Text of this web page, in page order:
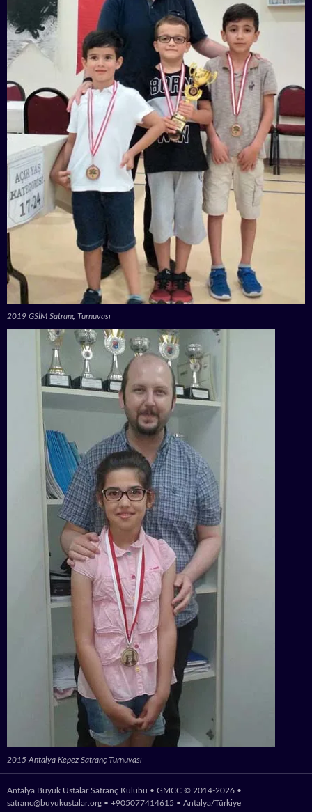
2019 GSİM Satranç Turnuvası
2015 Antalya Kepez Satranç Turnuvası
Antalya Büyük Ustalar Satranç Kulübü • GMCC © 2014-2026 •
satranc@buyukustalar.org • +905077414615 • Antalya/Türkiye